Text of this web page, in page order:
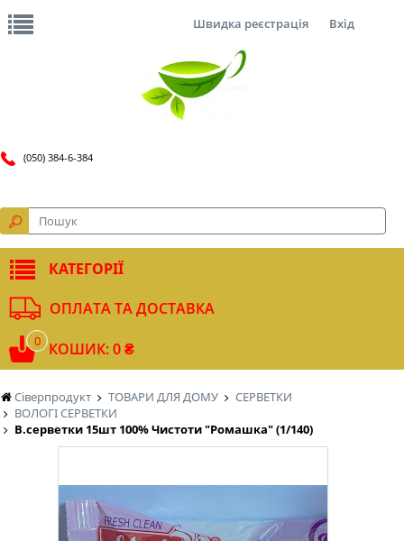
Сіверпродукт ТОВАРИ ДЛЯ ДОМУ
СЕРВЕТКИ
ВОЛОГІ СЕРВЕТКИ
В.серветки 15шт 100% Чистоти "Ромашка" (1/140)
Швидка реєстрація Вхід
(050) 384-6-384
КАТЕГОРІЇ
ОПЛАТА ТА ДОСТАВКА
0 КОШИК: 0 ₴